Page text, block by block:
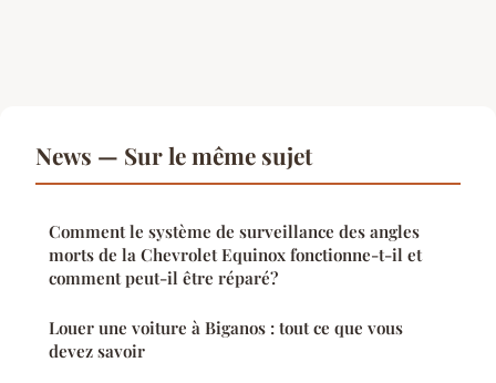
News — Sur le même sujet
Comment le système de surveillance des angles
morts de la Chevrolet Equinox fonctionne-t-il et
comment peut-il être réparé?
Louer une voiture à Biganos : tout ce que vous
devez savoir